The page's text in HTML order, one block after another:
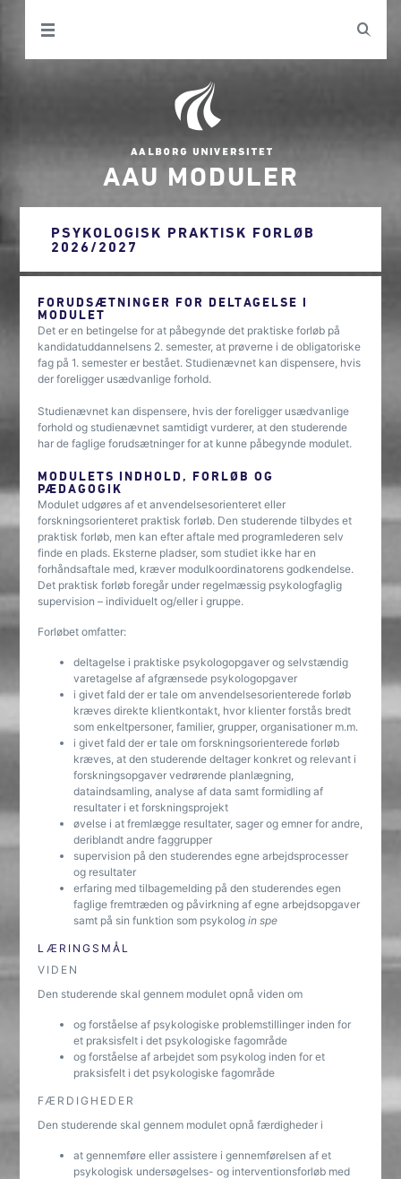
AAU MODULER
PSYKOLOGISK PRAKTISK FORLØB
2026/2027
FORUDSÆTNINGER FOR DELTAGELSE I
MODULET
Det er en betingelse for at påbegynde det praktiske forløb på
kandidatuddannelsens 2. semester, at prøverne i de obligatoriske
fag på 1. semester er bestået. Studienævnet kan dispensere, hvis
der foreligger usædvanlige forhold.
Studienævnet kan dispensere, hvis der foreligger usædvanlige
forhold og studienævnet samtidigt vurderer, at den studerende
har de faglige forudsætninger for at kunne påbegynde modulet.
MODULETS INDHOLD, FORLØB OG
PÆDAGOGIK
Modulet udgøres af et anvendelsesorienteret eller
forskningsorienteret praktisk forløb. Den studerende tilbydes et
praktisk forløb, men kan efter aftale med programlederen selv
finde en plads. Eksterne pladser, som studiet ikke har en
forhåndsaftale med, kræver modulkoordinatorens godkendelse.
Det praktisk forløb foregår under regelmæssig psykologfaglig
supervision – individuelt og/eller i gruppe.
Forløbet omfatter:
deltagelse i praktiske psykologopgaver og selvstændig
varetagelse af afgrænsede psykologopgaver
i givet fald der er tale om anvendelsesorienterede forløb
kræves direkte klientkontakt, hvor klienter forstås bredt
som enkeltpersoner, familier, grupper, organisationer m.m.
i givet fald der er tale om forskningsorienterede forløb
kræves, at den studerende deltager konkret og relevant i
forskningsopgaver vedrørende planlægning,
dataindsamling, analyse af data samt formidling af
resultater i et forskningsprojekt
øvelse i at fremlægge resultater, sager og emner for andre,
deriblandt andre faggrupper
supervision på den studerendes egne arbejdsprocesser
og resultater
erfaring med tilbagemelding på den studerendes egen
faglige fremtræden og påvirkning af egne arbejdsopgaver
samt på sin funktion som psykologin spe
LÆRINGSMÅL
VIDEN
Den studerende skal gennem modulet opnå viden om
og forståelse af psykologiske problemstillinger inden for
et praksisfelt i det psykologiske fagområde
og forståelse af arbejdet som psykolog inden for et
praksisfelt i det psykologiske fagområde
FÆRDIGHEDER
Den studerende skal gennem modulet opnå færdigheder i
at gennemføre eller assistere i gennemførelsen af et
psykologisk undersøgelses- og interventionsforløb med